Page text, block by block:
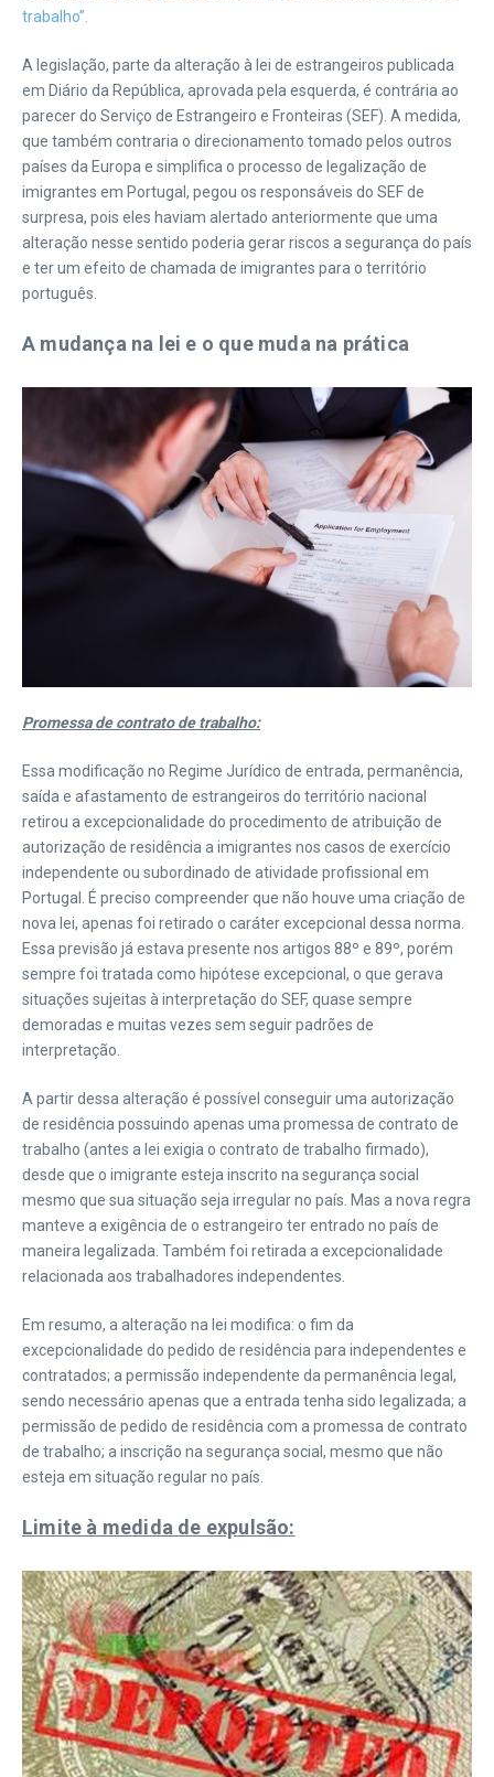
trabalho”.
A legislação, parte da alteração à lei de estrangeiros publicada
em Diário da República, aprovada pela esquerda, é contrária ao
parecer do Serviço de Estrangeiro e Fronteiras (SEF). A medida,
que também contraria o direcionamento tomado pelos outros
países da Europa e simplifica o processo de legalização de
imigrantes em Portugal, pegou os responsáveis do SEF de
surpresa, pois eles haviam alertado anteriormente que uma
alteração nesse sentido poderia gerar riscos a segurança do país
e ter um efeito de chamada de imigrantes para o território
português.
A mudança na lei e o que muda na prática
Promessa de contrato de trabalho:
Essa modificação no Regime Jurídico de entrada, permanência,
saída e afastamento de estrangeiros do território nacional
retirou a excepcionalidade do procedimento de atribuição de
autorização de residência a imigrantes nos casos de exercício
independente ou subordinado de atividade profissional em
Portugal. É preciso compreender que não houve uma criação de
nova lei, apenas foi retirado o caráter excepcional dessa norma.
Essa previsão já estava presente nos artigos 88º e 89º, porém
sempre foi tratada como hipótese excepcional, o que gerava
situações sujeitas à interpretação do SEF, quase sempre
demoradas e muitas vezes sem seguir padrões de
interpretação.
A partir dessa alteração é possível conseguir uma autorização
de residência possuindo apenas uma promessa de contrato de
trabalho (antes a lei exigia o contrato de trabalho firmado),
desde que o imigrante esteja inscrito na segurança social
mesmo que sua situação seja irregular no país. Mas a nova regra
manteve a exigência de o estrangeiro ter entrado no país de
maneira legalizada. Também foi retirada a excepcionalidade
relacionada aos trabalhadores independentes.
Em resumo, a alteração na lei modifica: o fim da
excepcionalidade do pedido de residência para independentes e
contratados; a permissão independente da permanência legal,
sendo necessário apenas que a entrada tenha sido legalizada; a
permissão de pedido de residência com a promessa de contrato
de trabalho; a inscrição na segurança social, mesmo que não
esteja em situação regular no país.
Limite à medida de expulsão: